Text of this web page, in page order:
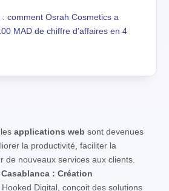
: comment Osrah Cosmetics a
MAD de chiffre d’affaires en 4
applications web sont devenues
la productivité, faciliter la
de nouveaux services aux clients.
: Création
Hooked Digital, conçoit des solutions